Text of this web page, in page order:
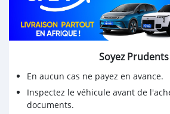
Soyez Prudents
En aucun cas ne payez en avance.
Inspectez le véhicule avant de
documents.